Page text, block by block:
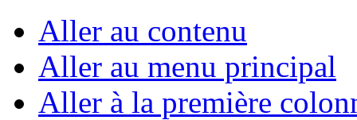
Aller au contenu
Aller au menu principal
Aller à la première